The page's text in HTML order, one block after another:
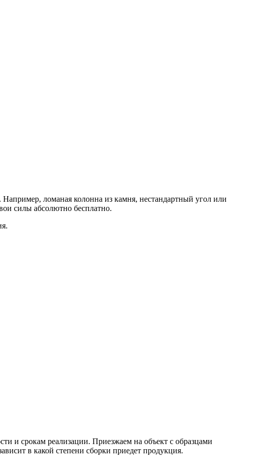
ломаная колонна из камня, нестандартный угол или
силы абсолютно бесплатно.
и срокам реализации. Приезжаем на объект с образцами
в какой степени сборки приедет продукция.